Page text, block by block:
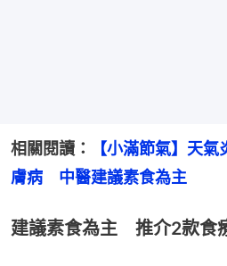
相關閱讀：
【小滿節氣】天
膚病　中醫建議素食為主
建議素食為主 推介2款食